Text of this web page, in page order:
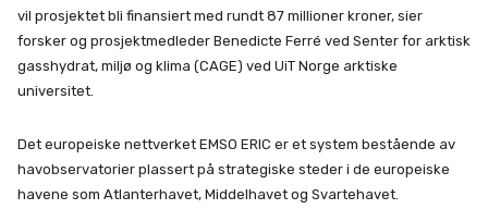
vil prosjektet bli finansiert med rundt 87 millioner kroner, sier
forsker og prosjektmedleder Benedicte Ferré ved Senter for arktisk
gasshydrat, miljø og klima (CAGE) ved UiT Norge arktiske
universitet.
Det europeiske nettverket EMSO ERIC er et system bestående av
havobservatorier plassert på strategiske steder i de europeiske
havene som Atlanterhavet, Middelhavet og Svartehavet.